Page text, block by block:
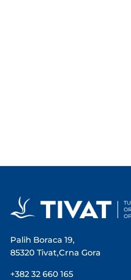
Palih Boraca 19,
85320 Tivat,Crna Gora
+382 32 660 165